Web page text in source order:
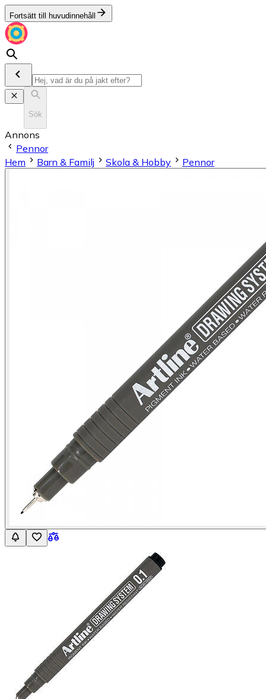
Fortsätt till huvudinnehåll
Sök
Annons
Pennor
Hem
Barn & Familj Skola & Hobby Pennor